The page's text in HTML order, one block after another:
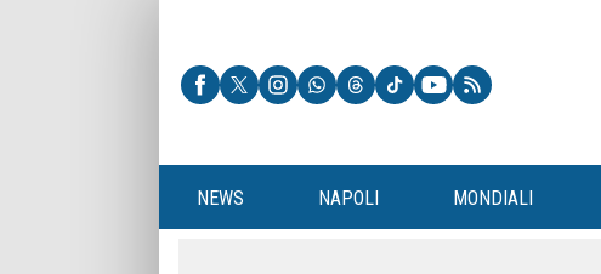
NEWS NAPOLI MONDIALI